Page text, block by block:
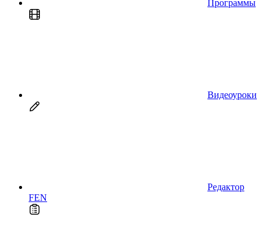
Программы
Видеоуроки
Редактор
FEN